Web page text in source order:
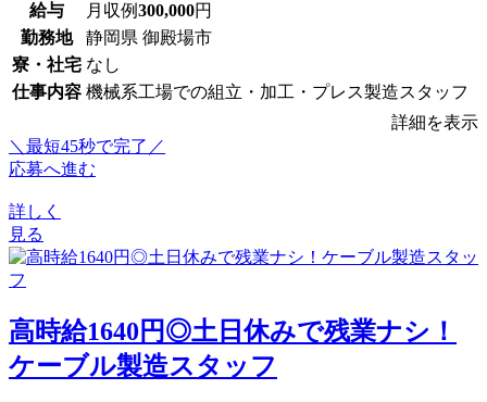
給与 月収例300,000円
勤務地
静岡県 御殿場市
寮・社宅 なし
仕事内容 機械系工場での組立・加工・プレス製造スタッフ
詳細を表示
＼最短45秒で完了／
応募へ進む
詳しく
見る
高時給1640円◎土日休みで残業ナシ！
ケーブル製造スタッフ